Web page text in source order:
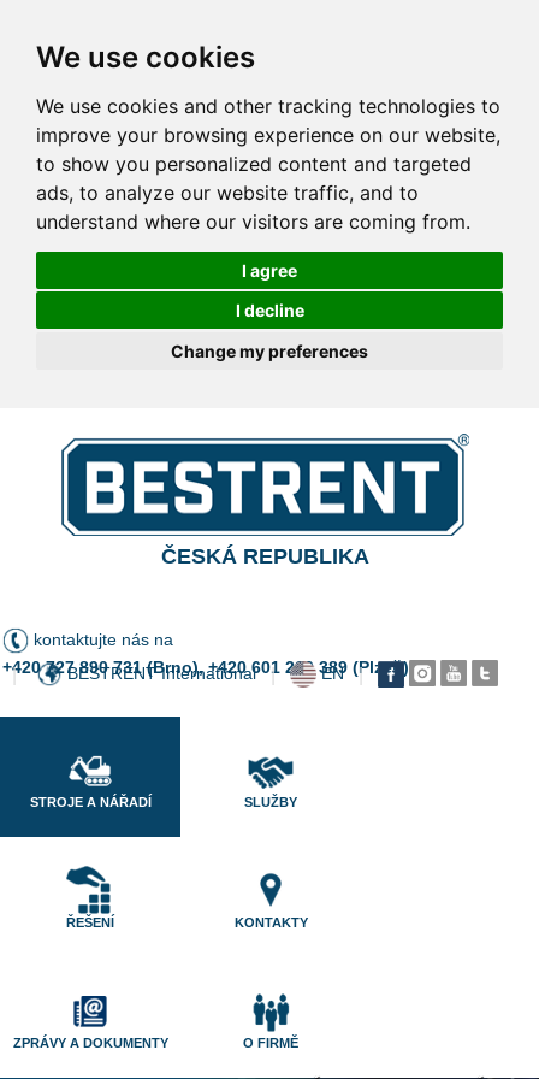
We use cookies
We use cookies and other tracking technologies to
improve your browsing experience on our website,
to show you personalized content and targeted
ads, to analyze our website traffic, and to
understand where our visitors are coming from.
I agree
I decline
Change my preferences
ČESKÁ REPUBLIKA
kontaktujte nás na
+420 727 890 731 (Brno), +420 601 200 389 (Plzeň)
| BESTRENT International | EN |
STROJE A NÁŘADÍ SLUŽBY
ŘEŠENÍ KONTAKTY
ZPRÁVY A DOKUMENTY O FIRMĚ